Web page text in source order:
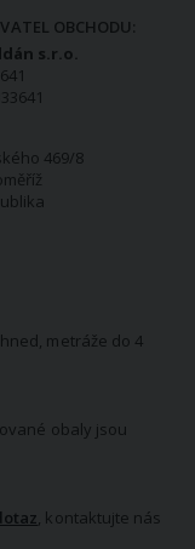
OBCHODU:
s.r.o.
469/8
metráže do 4
obaly jsou
, kontaktujte nás